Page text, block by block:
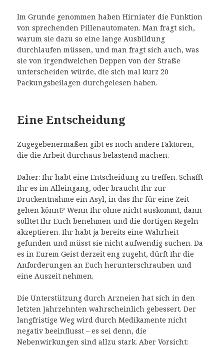
Im Grunde genommen haben Hirniater die Funktion
von sprechenden Pillenautomaten. Man fragt sich,
warum sie dazu so eine lange Ausbildung
durchlaufen müssen, und man fragt sich auch, was
sie von irgendwelchen Deppen von der Straße
unterscheiden würde, die sich mal kurz 20
Packungsbeilagen durchgelesen haben.
Eine Entscheidung
Zugegebenermaßen gibt es noch andere Faktoren,
die die Arbeit durchaus belastend machen.
Daher: Ihr habt eine Entscheidung zu treffen. Schafft
Ihr es im Alleingang, oder braucht Ihr zur
Druckentnahme ein Asyl, in das Ihr für eine Zeit
gehen könnt? Wenn Ihr ohne nicht auskommt, dann
solltet Ihr Euch benehmen und die dortigen Regeln
akzeptieren. Ihr habt ja bereits eine Wahrheit
gefunden und müsst sie nicht aufwendig suchen. Da
es in Eurem Geist derzeit eng zugeht, dürft Ihr die
Anforderungen an Euch herunterschrauben und
eine Auszeit nehmen.
Die Unterstützung durch Arzneien hat sich in den
letzten Jahrzehnten wahrscheinlich gebessert. Der
langfristige Weg wird durch Medikamente nicht
negativ beeinflusst – es sei denn, die
Nebenwirkungen sind allzu stark. Aber Vorsicht: